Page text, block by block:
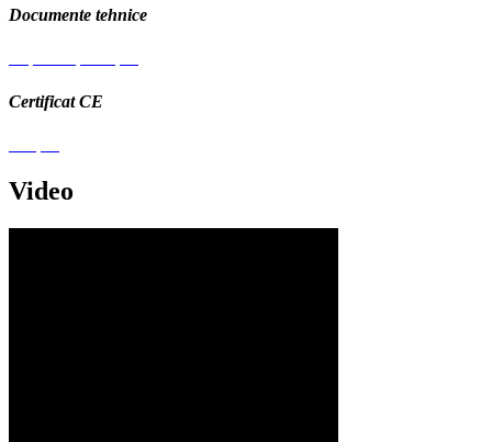
Documente tehnice
Certificat CE
Video